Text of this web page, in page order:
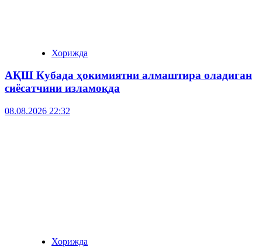
Хорижда
АҚШ Кубада ҳокимиятни алмаштира оладиган
сиёсатчини изламоқда
08.08.2026 22:32
Хорижда